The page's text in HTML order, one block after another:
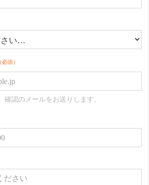
（必須）
認のメールをお送りします。